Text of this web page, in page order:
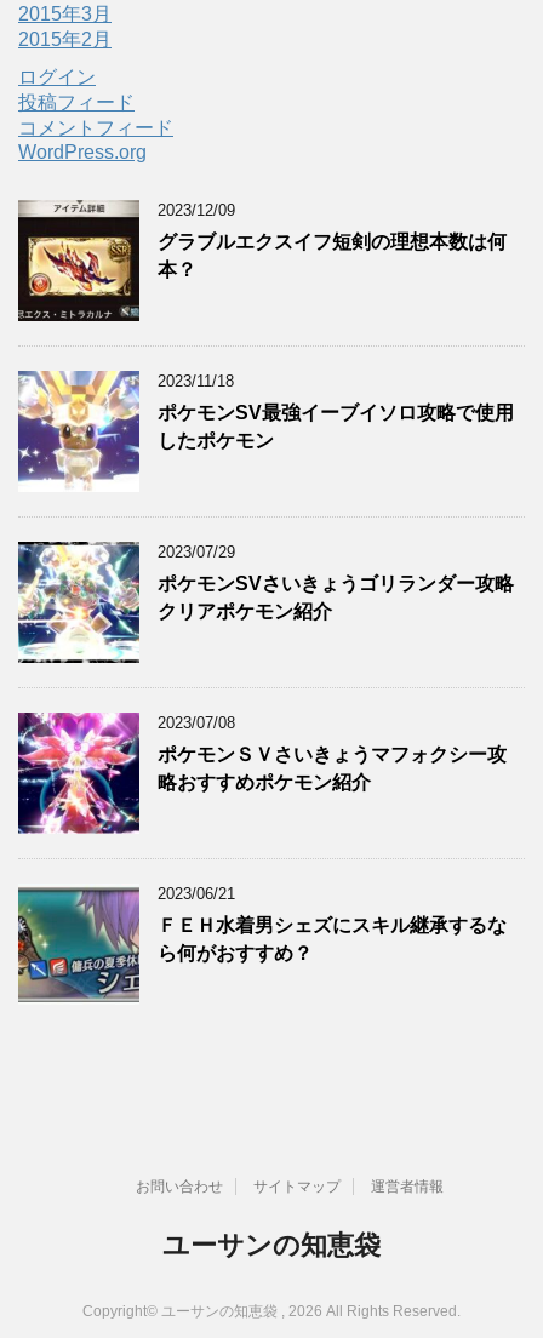
2015年3月
2015年2月
ログイン
投稿フィード
コメントフィード
WordPress.org
2023/12/09
グラブルエクスイフ短剣の理想本数は何
本？
2023/11/18
ポケモンSV最強イーブイソロ攻略で使用
したポケモン
2023/07/29
ポケモンSVさいきょうゴリランダー攻略
クリアポケモン紹介
2023/07/08
ポケモンＳＶさいきょうマフォクシー攻
略おすすめポケモン紹介
2023/06/21
ＦＥＨ水着男シェズにスキル継承するな
ら何がおすすめ？
お問い合わせ サイトマップ 運営者情報
ユーサンの知恵袋
Copyright© ユーサンの知恵袋 , 2026 All Rights Reserved.